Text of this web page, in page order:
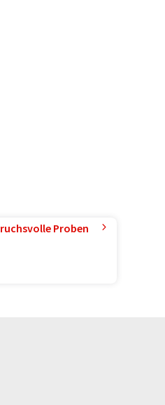
Proben